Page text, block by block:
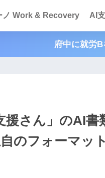
ノ Work & Recovery AI
府中に就労B
さん」のAI書
のフォーマッ